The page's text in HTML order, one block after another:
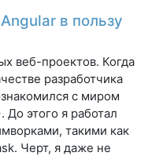
в пользу
веб-проектов. Когда
разработчика
с миром
До этого я работал
такими как
Черт, я даже не